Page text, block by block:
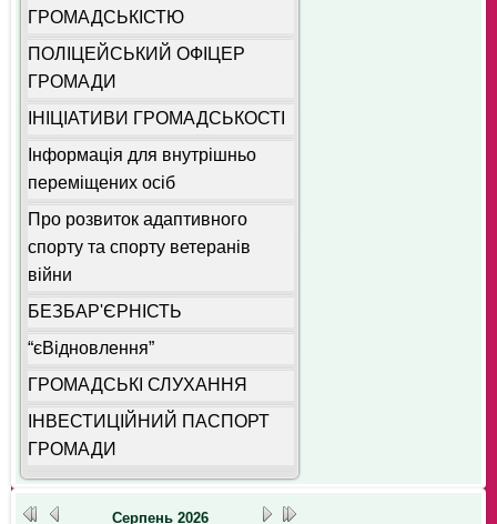
ГРОМАДСЬКІСТЮ
ПОЛІЦЕЙСЬКИЙ ОФІЦЕР
ГРОМАДИ
ІНІЦІАТИВИ ГРОМАДСЬКОСТІ
Інформація для внутрішньо
переміщених осіб
Про розвиток адаптивного
спорту та спорту ветеранів
війни
БЕЗБАР'ЄРНІСТЬ
“єВідновлення”
ГРОМАДСЬКІ СЛУХАННЯ
ІНВЕСТИЦІЙНИЙ ПАСПОРТ
ГРОМАДИ
Серпень 2026